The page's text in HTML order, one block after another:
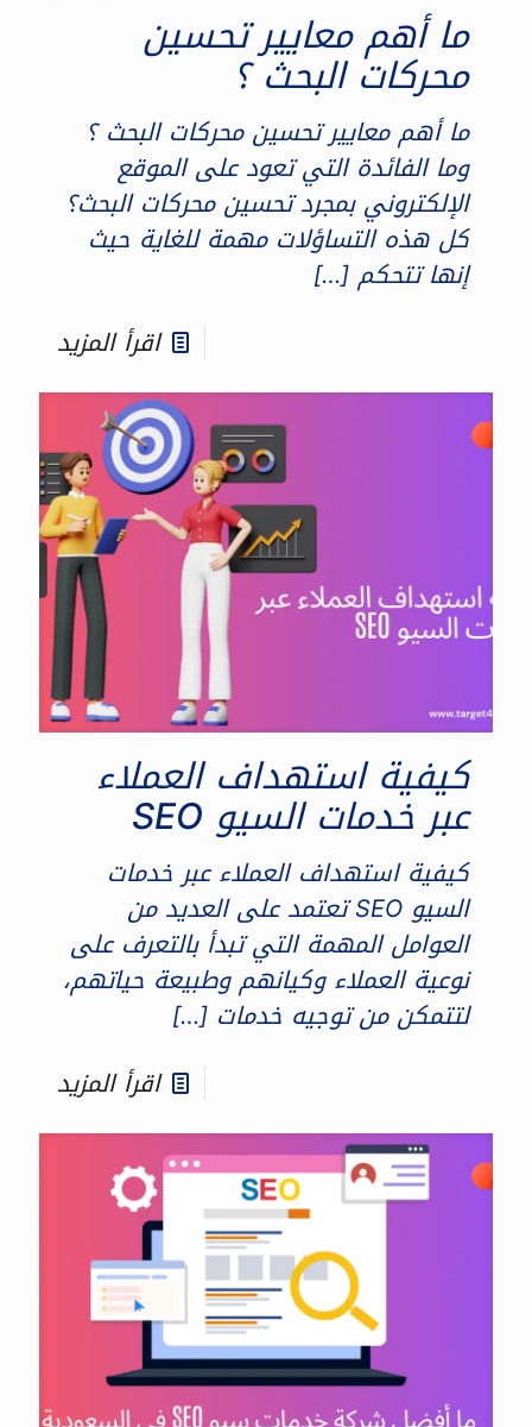
ما أهم معايير تحسين
محركات البحث ؟
ما أهم معايير تحسين محركات البحث ؟
وما الفائدة التي تعود على الموقع
الإلكتروني بمجرد تحسين محركات البحث؟
كل هذه التساؤلات مهمة للغاية حيث
إنها تتحكم[…]
اقرأ المزيد
كيفية استهداف العملاء
عبر خدمات السيو SEO
كيفية استهداف العملاء عبر خدمات
السيو SEO تعتمد على العديد من
العوامل المهمة التي تبدأ بالتعرف على
نوعية العملاء وكيانهم وطبيعة حياتهم،
لتتمكن من توجيه خدمات […]
اقرأ المزيد